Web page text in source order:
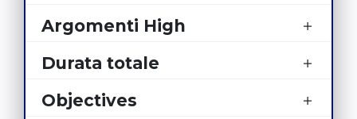
Argomenti High
Durata totale
Objectives